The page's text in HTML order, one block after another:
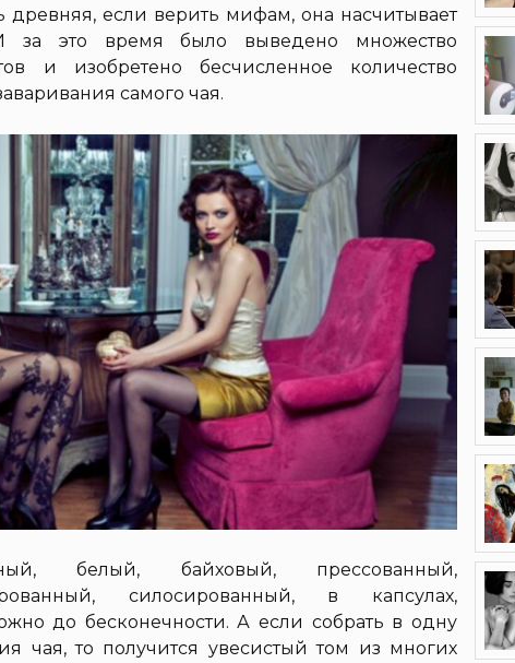
древняя, если верить мифам, она насчитывает
за это время было выведено множество
и изобретено бесчисленное количество
самого чая.
белый, байховый, прессованный,
силосированный, в капсулах,
до бесконечности. А если собрать в одну
чая, то получится увесистый том из многих